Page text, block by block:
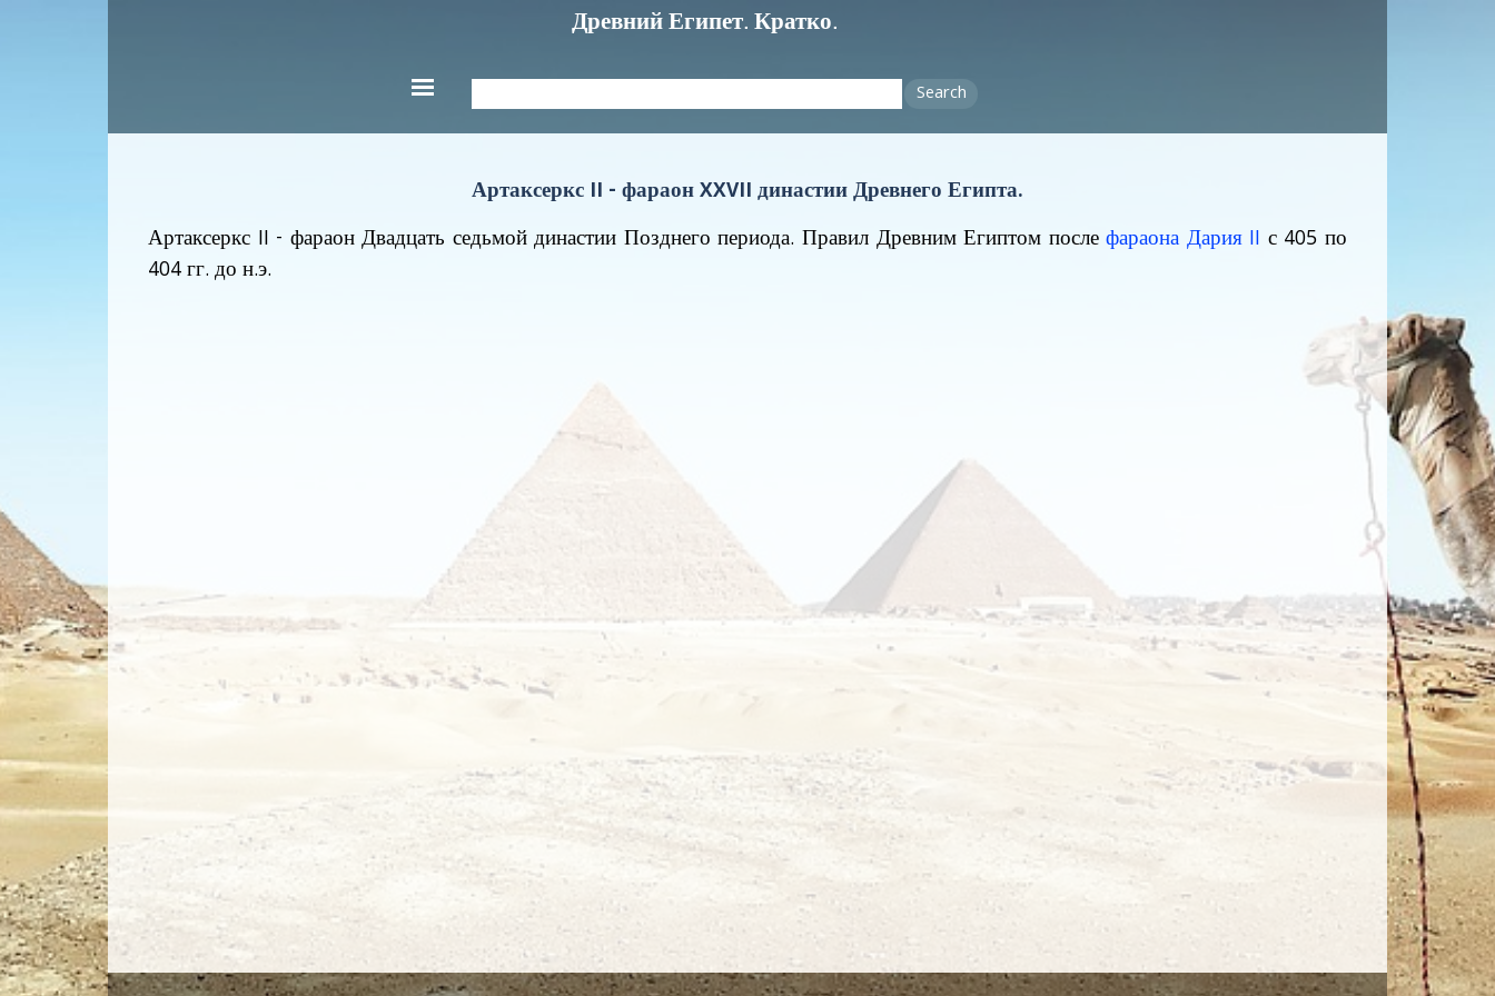
Search
Древний Египет. Кратко.
Артаксеркс II - фараон XXVII династии Древнего Египта.
Артаксеркс II - фараон Двадцать седьмой династии Позднего периода. Правил Древним Египтом послефараона Дария II с 405 по
404 гг. до н.э.